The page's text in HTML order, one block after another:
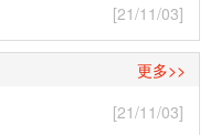
[21/11/03]
更多>>
[21/11/03]